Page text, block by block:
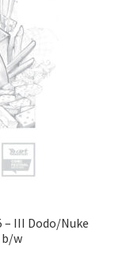
– III Dodo/Nuke
b/w